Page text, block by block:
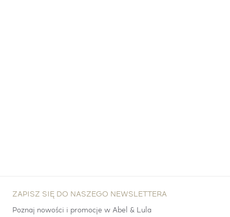
ZAPISZ SIĘ DO NASZEGO NEWSLETTERA
Poznaj nowości i promocje w Abel & Lula